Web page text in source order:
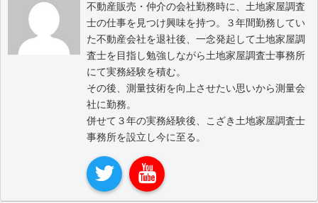
不動産販売・仲介の会社勤務時に、土地家屋調査
士の仕事を見つけ興味を持つ。３年間勤務してい
た不動産会社を退社後、一念発起して土地家屋調
査士を目指し勉強しながら土地家屋調査士事務所
にて実務経験を積む。
その後、測量技術を向上させたい思いから測量会
社に勤務。
併せて３年の実務経験後、こざき土地家屋調査士
事務所を設立し今に至る。